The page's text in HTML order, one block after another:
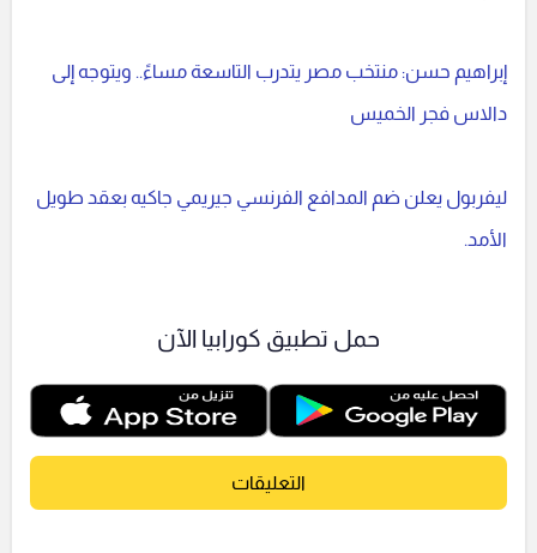
إبراهيم حسن: منتخب مصر يتدرب التاسعة مساءً.. ويتوجه إلى
دالاس فجر الخميس
ليفربول يعلن ضم المدافع الفرنسي جيريمي جاكيه بعقد طويل
الأمد.
حمل تطبيق كورابيا الآن
التعليقات